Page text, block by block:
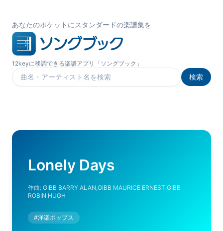
あなたのポケットにスタンダードの楽譜集を
12keyに移調できる楽譜アプリ「ソングブック」
楽曲を検索
検索
Lonely Days
作曲: GIBB BARRY ALAN,GIBB MAURICE ERNEST,GIBB
ROBIN HUGH
#洋楽ポップス